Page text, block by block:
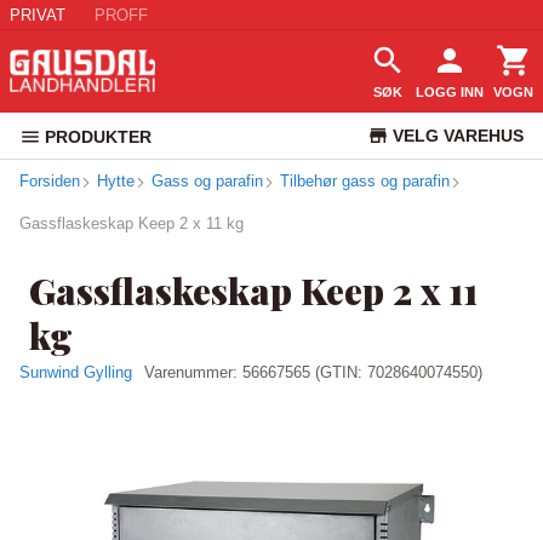
PRIVAT PROFF
SØK LOGG INN VOGN
PRODUKTER VELG VAREHUS
KUNDESERVICE
Forsiden Hytte Gass og parafin Tilbehør gass og parafin
Gassflaskeskap Keep 2 x 11 kg
Gassflaskeskap Keep 2 x 11
kg
Sunwind Gylling Varenummer: 56667565 (GTIN: 7028640074550)